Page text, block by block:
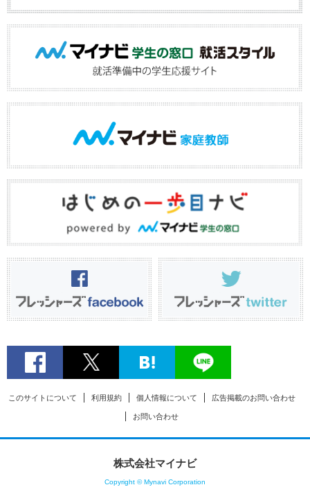
このサイトについて 利用規約 個人情報について 広告掲載のお問い合わせ
お問い合わせ
株式会社マイナビ
Copyright © Mynavi Corporation